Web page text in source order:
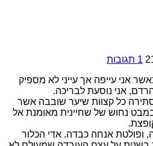
1 תגובות
אני עייפה אך עייני לא מספיק
אני נוסעת לבריכה.
כל קצוות שיער שובבה אשר
נחוש של שחיינית מאומנת אל
ופולטת אנחה כבדה. אדי הכלור